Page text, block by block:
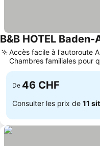
B&B HOTEL
Accès facile à l'autoroute
Chambres familiales pour
personnes
De 46 CHF
Consulter les prix de 11